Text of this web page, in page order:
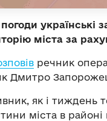
українські
міста за
речник
Дмитро
як і тиждень
міста в